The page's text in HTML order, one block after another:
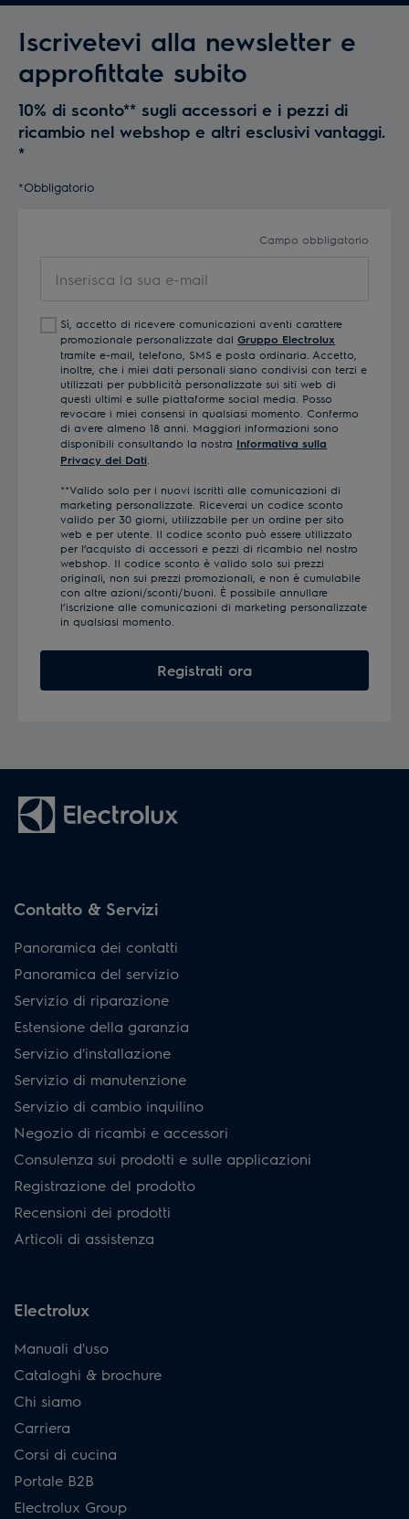
Iscrivetevi alla newsletter e
approfittate subito
10% di sconto** sugli accessori e i pezzi di
ricambio nel webshop e altri esclusivi vantaggi.
*
*Obbligatorio
Campo obbligatorio
e-
mail
Sì, accetto di ricevere comunicazioni aventi carattere
promozionale personalizzate dal Gruppo Electrolux
tramite e-mail, telefono, SMS e posta ordinaria. Accetto,
inoltre, che i miei dati personali siano condivisi con terzi e
utilizzati per pubblicità personalizzate sui siti web di
questi ultimi e sulle piattaforme social media. Posso
revocare i miei consensi in qualsiasi momento. Confermo
di avere almeno 18 anni. Maggiori informazioni sono
disponibili consultando la nostra Informativa sulla
Privacy dei Dati
**Valido solo per i nuovi iscritti alle comunicazioni di
marketing personalizzate. Riceverai un codice sconto
valido per 30 giorni, utilizzabile per un ordine per sito
web e per utente. Il codice sconto può essere utilizzato
per l’acquisto di accessori e pezzi di ricambio nel nostro
webshop. Il codice sconto è valido solo sui prezzi
originali, non sui prezzi promozionali, e non è cumulabile
con altre azioni/sconti/buoni. È possibile annullare
l’iscrizione alle comunicazioni di marketing personalizzate
in qualsiasi momento.
Registrati ora
Contatto & Servizi
Panoramica dei contatti
Panoramica del servizio
Servizio di riparazione
Estensione della garanzia
Servizio d'installazione
Servizio di manutenzione
Servizio di cambio inquilino
Negozio di ricambi e accessori
Consulenza sui prodotti e sulle applicazioni
Registrazione del prodotto
Recensioni dei prodotti
Articoli di assistenza
Electrolux
Manuali d'uso
Cataloghi & brochure
Chi siamo
Carriera
Corsi di cucina
Portale B2B
Electrolux Group